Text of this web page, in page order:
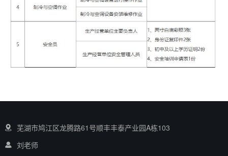
芜湖市鸠江区龙腾路61号顺丰丰泰产业园A栋103
刘老师